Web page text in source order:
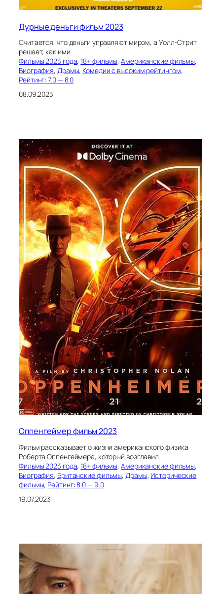
Дурные деньги фильм 2023
Считается, что деньги управляют миром, а Уолл-Стрит
решает, как ими…
Фильмы 2023 года, 18+ фильмы, Американские фильмы
Биография, Драмы, Комедии с высоким рейтингом
Рейтинг: 7.0 — 8.0
08.09.2023
Оппенгеймер фильм 2023
Фильм рассказывает о жизни американского физика
Роберта Оппенгеймера, который возглавил…
Фильмы 2023 года, 18+ фильмы, Американские фильмы
Биография, Британские фильмы, Драмы, Исторические
фильмы, Рейтинг: 8.0 — 9.0
19.07.2023